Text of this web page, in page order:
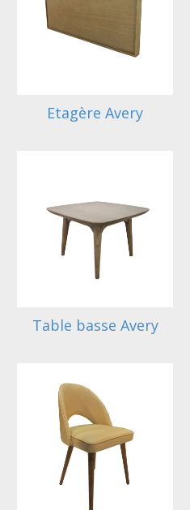
Etagère Avery
Table basse Avery